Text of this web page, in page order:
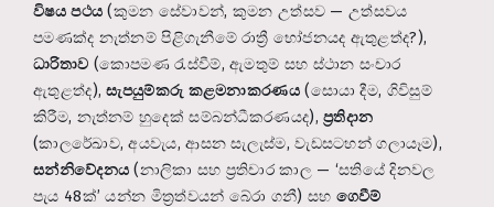
විෂය පථය (කුමන සේවාවන්, කුමන උත්සව — උත්සවය
පමණක්ද නැත්නම් පිළිගැනීමේ රාත්‍රී භෝජනයද ඇතුළත්ද?),
ධාරිතාව (කොපමණ රැස්වීම්, ඇමතුම් සහ ස්ථාන සංචාර
ඇතුළත්ද),සැපයුම්කරු කළමනාකරණය(සොයා දීම, ගිවිසුම්
කිරීම, නැත්නම් හුදෙක් සම්බන්ධීකරණයද),ප්‍රතිදාන
(කාලරේඛාව, අයවැය, ආසන සැලැස්ම, වැඩසටහන් ගලායෑම),
සන්නිවේදනය (නාලිකා සහ ප්‍රතිචාර කාල — ‘සතියේ දිනවල
පැය 48ක්’ යන්න මිත්‍රත්වයන් බේරා ගනී) සහ ගෙවීම්